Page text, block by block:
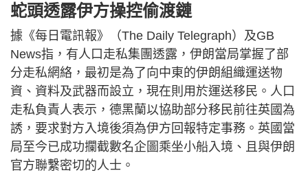
蛇頭透露伊方操控偷渡鏈
據《每日電訊報》（The Daily Telegraph）及GB
News指，有人口走私集團透露，伊朗當局掌握了部
分走私網絡，最初是為了向中東的伊朗組織運送物
資、資料及武器而設立，現在則用於運送移民。人口
走私負責人表示，德黑蘭以協助部分移民前往英國為
誘，要求對方入境後須為伊方回報特定事務。英國當
局至今已成功攔截數名企圖乘坐小船入境、且與伊朗
官方聯繫密切的人士。